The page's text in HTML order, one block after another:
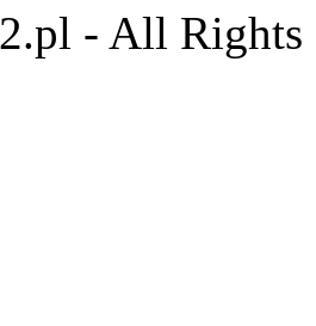
- All Rights